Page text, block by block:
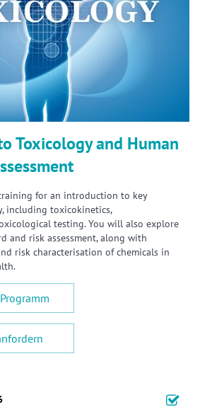
Toxicology and Human
for an introduction to key
including toxicokinetics,
testing. You will also explore
and risk assessment, along with
risk characterisation of chemicals in